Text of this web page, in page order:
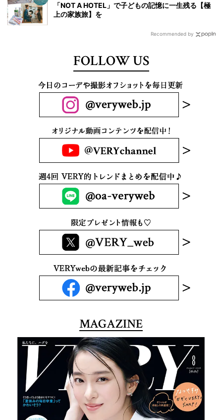
「NOT A HOTEL」で子どもの記憶に一生残る【極
上の家族旅】を
Recommended by
FOLLOW US
MAGAZINE